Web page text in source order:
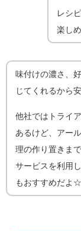
レシ
楽し
味付けの濃さ、
じてくれるから
他社ではトライ
あるけど、アー
理の作り置きま
サービスを利用
もおすすめだよ☆